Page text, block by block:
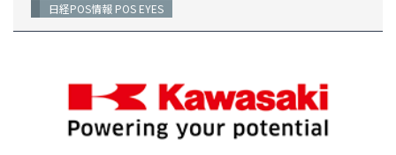
日経POS情報 POS EYES